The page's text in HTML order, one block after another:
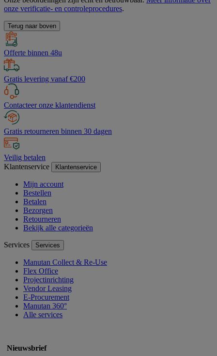
onze verificatie- en controleprocedures.
Terug naar boven
Offerte binnen 48u
Gratis levering vanaf €200
Contacteer onze klantendienst
Gratis retourneren binnen 30 dagen
Veilig betalen
Klantenservice
Klantenservice
Mijn account
Bestellen
Betalen
Bezorgen
Retourneren
Bekijk alle categorieën
Services Services
Manutan Collect & Re-Use
Flex Office
Projectinrichting
Vendor Leasing
E-Procurement
Manutan 360°
Alle services
Nieuwsbrief